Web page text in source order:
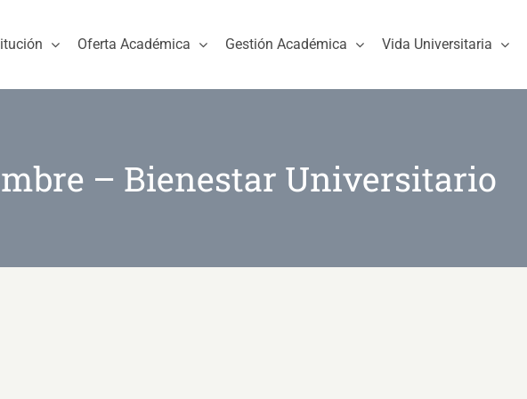
Oferta Académica Gestión Académica Vida Universitaria
– Bienestar Universitario